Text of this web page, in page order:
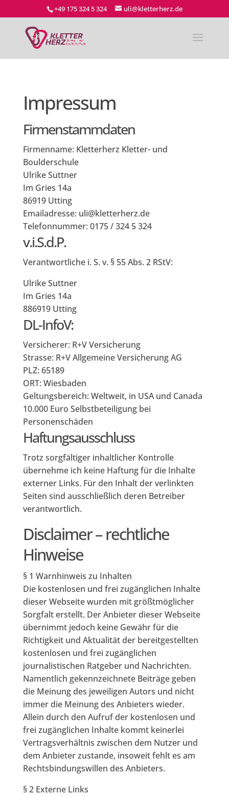
+49 175 324 5 324 uli@kletterherz.de
Impressum
Firmenstammdaten
Firmenname: Kletterherz Kletter- und
Boulderschule
Ulrike Suttner
Im Gries 14a
86919 Utting
Emailadresse: uli@kletterherz.de
Telefonnummer: 0175 / 324 5 324
v.i.S.d.P.
Verantwortliche i. S. v. § 55 Abs. 2 RStV:
Ulrike Suttner
Im Gries 14a
886919 Utting
DL-InfoV:
Versicherer: R+V Versicherung
Strasse: R+V Allgemeine Versicherung AG
PLZ: 65189
ORT: Wiesbaden
Geltungsbereich: Weltweit, in USA und Canada
10.000 Euro Selbstbeteiligung bei
Personenschäden
Haftungsausschluss
Trotz sorgfältiger inhaltlicher Kontrolle
übernehme ich keine Haftung für die Inhalte
externer Links. Für den Inhalt der verlinkten
Seiten sind ausschließlich deren Betreiber
verantwortlich.
Disclaimer – rechtliche
Hinweise
§ 1 Warnhinweis zu Inhalten
Die kostenlosen und frei zugänglichen Inhalte
dieser Webseite wurden mit größtmöglicher
Sorgfalt erstellt. Der Anbieter dieser Webseite
übernimmt jedoch keine Gewähr für die
Richtigkeit und Aktualität der bereitgestellten
kostenlosen und frei zugänglichen
journalistischen Ratgeber und Nachrichten.
Namentlich gekennzeichnete Beiträge geben
die Meinung des jeweiligen Autors und nicht
immer die Meinung des Anbieters wieder.
Allein durch den Aufruf der kostenlosen und
frei zugänglichen Inhalte kommt keinerlei
Vertragsverhältnis zwischen dem Nutzer und
dem Anbieter zustande, insoweit fehlt es am
Rechtsbindungswillen des Anbieters.
§ 2 Externe Links